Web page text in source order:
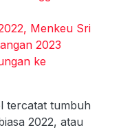
Menkeu Sri
2023
ke
tercatat tumbuh
2022, atau